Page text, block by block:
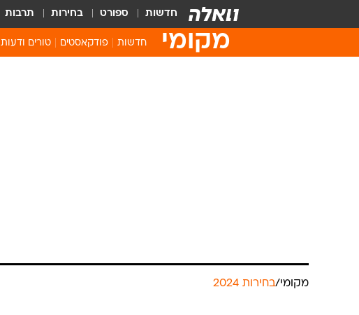
חדשות ספורט בחירות תרבות
מקומי חדשות פודקאסטים טורים ודעות
מקומי/בחירות 2024